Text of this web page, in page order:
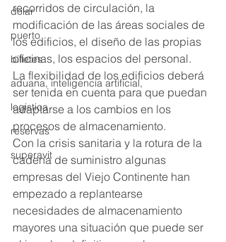
dolar
puerto
billetes
aduana, inteligencia artificial,
logistica
reservas
superavit
recorridos de circulación, la
modificación de las áreas sociales de
los edificios, el diseño de las propias
oficinas, los espacios del personal.
La flexibilidad de los edificios deberá
ser tenida en cuenta para que puedan
adaptarse a los cambios en los
procesos de almacenamiento.
Con la crisis sanitaria y la rotura de la
cadena de suministro algunas
empresas del Viejo Continente han
empezado a replantearse
necesidades de almacenamiento
mayores una situación que puede ser